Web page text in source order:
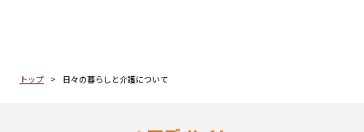
トップ 日々の暮らしと介護について